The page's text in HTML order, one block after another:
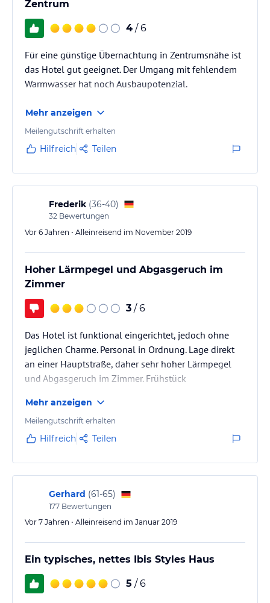
Zentrum
4 / 6
Für eine günstige Übernachtung in Zentrumsnähe ist
das Hotel gut geeignet. Der Umgang mit fehlendem
Warmwasser hat noch Ausbaupotenzial.
Mehr anzeigen
Meilengutschrift erhalten
Hilfreich Teilen
Frederik (36-40)
32 Bewertungen
Vor 6 Jahren • Alleinreisend im November 2019
Hoher Lärmpegel und Abgasgeruch im
Zimmer
3 / 6
Das Hotel ist funktional eingerichtet, jedoch ohne
jeglichen Charme. Personal in Ordnung. Lage direkt
an einer Hauptstraße, daher sehr hoher Lärmpegel
und Abgasgeruch im Zimmer. Frühstück
Mehr anzeigen
Meilengutschrift erhalten
Hilfreich Teilen
Gerhard (61-65)
177 Bewertungen
Vor 7 Jahren • Alleinreisend im Januar 2019
Ein typisches, nettes Ibis Styles Haus
5 / 6